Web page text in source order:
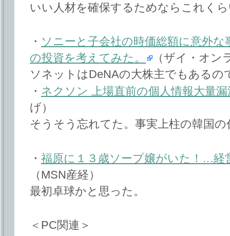
いい人材を確保するためならこれく
・ ソニーと子会社の時価総額に意外
の投資を考えてみた。
（ザイ・オン
ソネットはDeNAの大株主でもあるの
・ ネクソン 上場直前の個人情報大量
げ）
そうそう忘れてた。事実上柱の韓国
・ 福原に１３歳ソープ嬢がいた！…経
（MSN産経）
最初卓球かと思った。
＜PC関連＞